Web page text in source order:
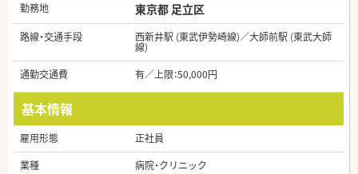
勤務地 東京都 足立区
路線・交通手段 西新井駅 (東武伊勢崎線)／大師前駅 (東武大師
線)
通勤交通費
有／上限：50,000円
基本情報
雇用形態
正社員
業種
病院・クリニック